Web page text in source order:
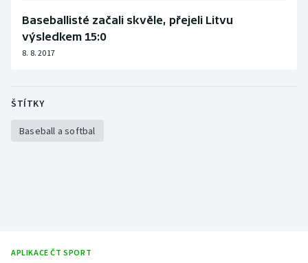
Rychlostní kanoistika
Sportovní střelba
Baseballisté začali skvěle, přejeli Litvu
výsledkem 15:0
8. 8. 2017
ŠTÍTKY
Baseball a softbal
APLIKACE ČT SPORT